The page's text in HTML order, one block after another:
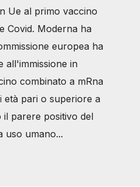
Ue al primo vaccino
Covid. Moderna ha
europea ha
all'immissione in
combinato a mRna
età pari o superiore a
parere positivo del
uso umano...